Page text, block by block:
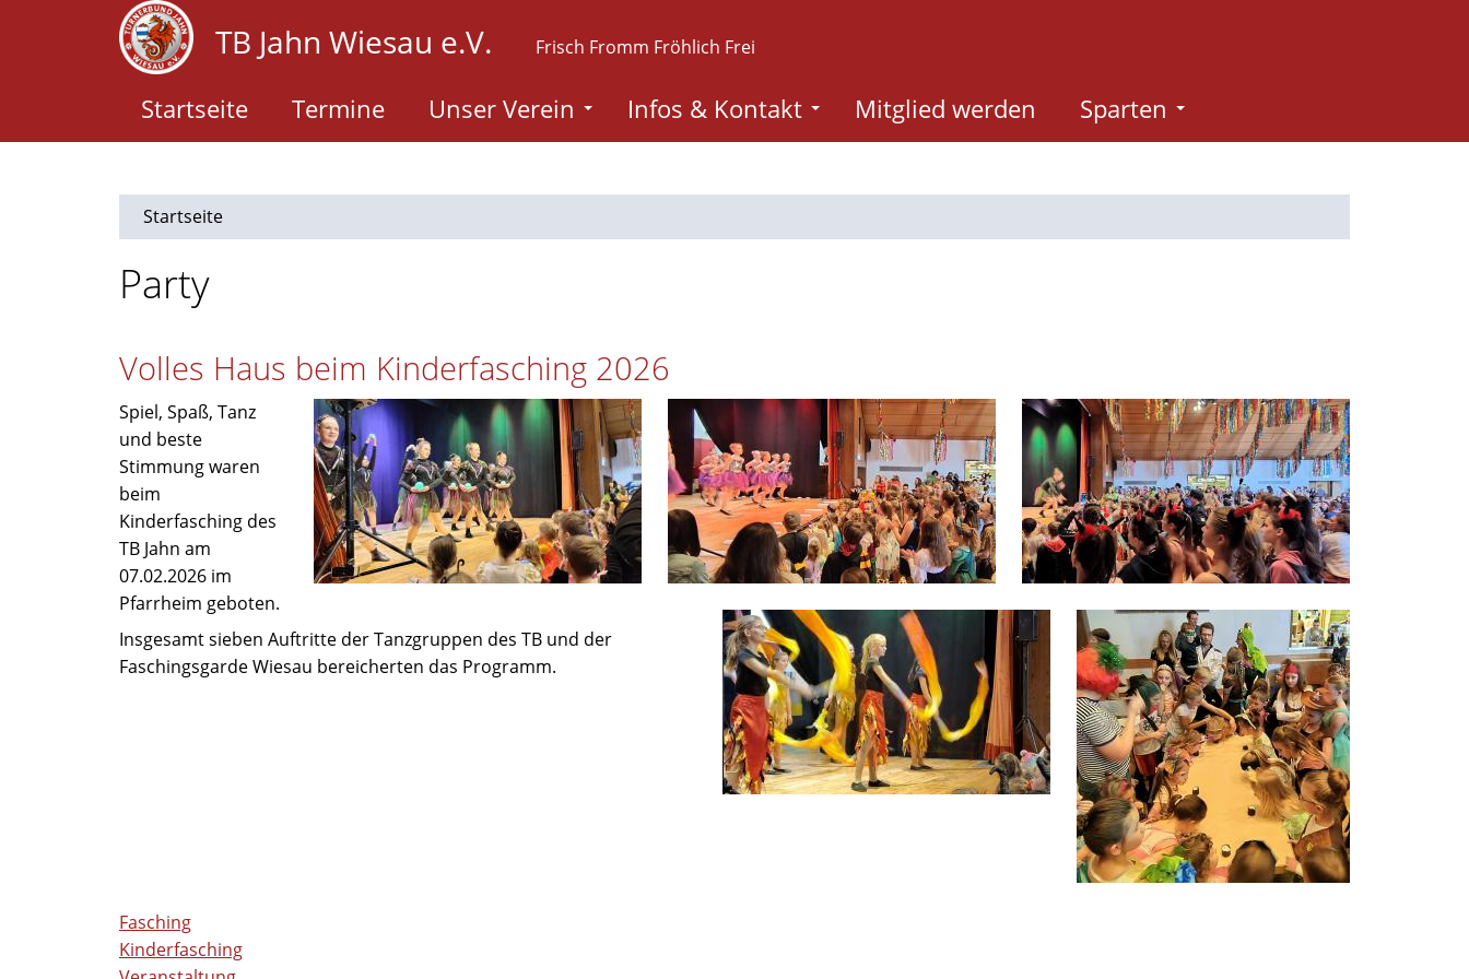
TB Jahn Wiesau e.V. Frisch Fromm Fröhlich Frei
Startseite Termine Unser Verein Infos & Kontakt Mitglied werden Sparten
Startseite
Party
Volles Haus beim Kinderfasching 2026
Spiel, Spaß, Tanz
und beste
Stimmung waren
beim
Kinderfasching des
TB Jahn am
07.02.2026 im
Pfarrheim geboten.
Insgesamt sieben Auftritte der Tanzgruppen des TB und der
Faschingsgarde Wiesau bereicherten das Programm.
Fasching
Kinderfasching